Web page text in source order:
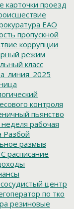
карточки проезд
ЕАО
пропускной
коррупции
режим
класс
контроля
пьянство
рабочая
Разбой
размыв
расписание
центр
по тко
резиновые